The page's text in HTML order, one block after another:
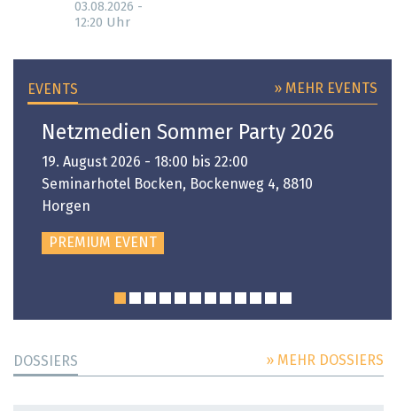
03.08.2026 -
12:20 Uhr
EVENTS » MEHR EVENTS
Netzmedien Sommer Party 2026
19. August 2026 - 18:00 bis 22:00
Seminarhotel Bocken, Bockenweg 4, 8810
Horgen
PREMIUM EVENT
DOSSIERS » MEHR DOSSIERS